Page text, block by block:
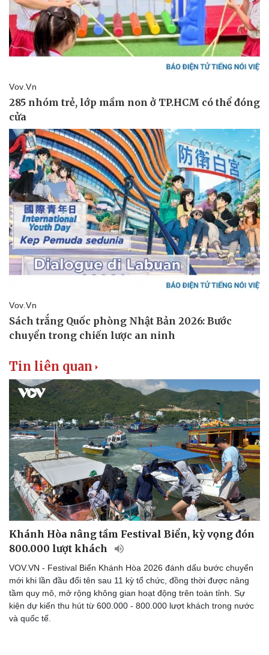
Doanh nghiệp
Doanh nghiệp 24h
Doanh nhân
Vì cộng đồng
Công nghệ
Sành điệu
Trải nghiệm
Tin liên quan
Khánh Hòa nâng tầm Festival Biển, kỳ vọng đón
800.000 lượt khách
VOV.VN - Festival Biển Khánh Hòa 2026 đánh dấu bước chuyển
mới khi lần đầu đổi tên sau 11 kỳ tổ chức, đồng thời được nâng
tầm quy mô, mở rộng không gian hoạt động trên toàn tỉnh. Sự
kiện dự kiến thu hút từ 600.000 - 800.000 lượt khách trong nước
và quốc tế.